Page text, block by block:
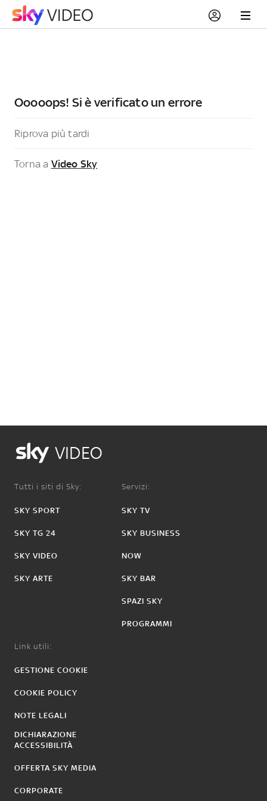
Ooooops! Si è verificato un errore
Riprova più tardi
Torna a Video Sky
VIDEO
Tutti i siti di Sky:
SKY SPORT
SKY TG 24
SKY VIDEO
SKY ARTE
Servizi:
SKY TV
SKY BUSINESS
NOW
SKY BAR
SPAZI SKY
PROGRAMMI
Link utili:
GESTIONE COOKIE
COOKIE POLICY
NOTE LEGALI
DICHIARAZIONE
ACCESSIBILITÀ
OFFERTA SKY MEDIA
CORPORATE